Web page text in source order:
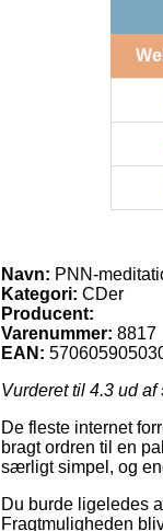
Navn: PNN-
Kategori: CDer
Producent:
Varenummer: 8817
EAN:
Vurderet til 4.3 ud af
De fleste internet
bragt ordren til en
særligt simpel, og
Du burde ligeledes
Fragtmuligheden